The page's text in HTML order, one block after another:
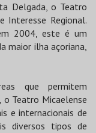
Delgada, o Teatro
Interesse Regional.
2004, este é um
maior ilha açoriana,
que permitem
o Teatro Micaelense
e internacionais de
diversos tipos de